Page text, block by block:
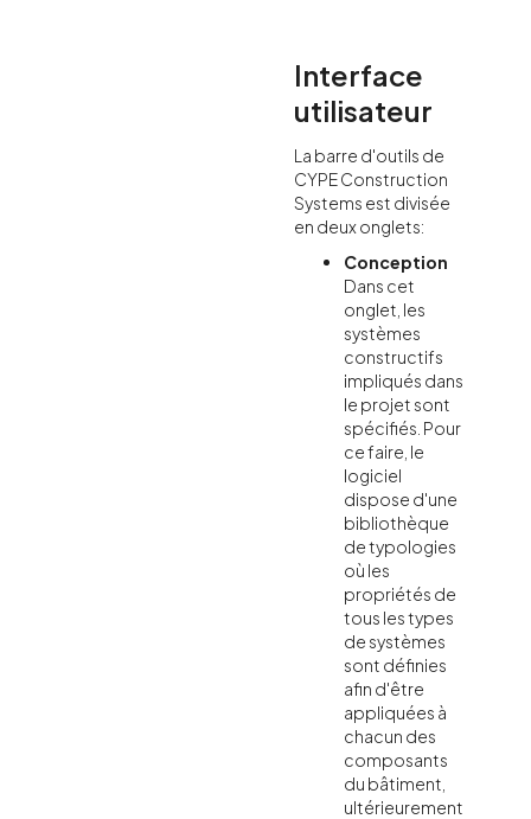
Interface
utilisateur
La barre d'outils de
CYPE Construction
Systems est divisée
en deux onglets:
Conception
Dans cet
onglet, les
systèmes
constructifs
impliqués dans
le projet sont
spécifiés. Pour
ce faire, le
logiciel
dispose d'une
bibliothèque
de typologies
où les
propriétés de
tous les types
de systèmes
sont définies
afin d'être
appliquées à
chacun des
composants
du bâtiment,
ultérieurement